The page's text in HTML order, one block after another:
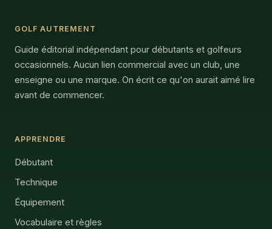
GOLF AUTREMENT
Guide éditorial indépendant pour débutants et golfeurs
occasionnels. Aucun lien commercial avec un club, une
enseigne ou une marque. On écrit ce qu'on aurait aimé lire
avant de commencer.
APPRENDRE
Débutant
Technique
Équipement
Vocabulaire et règles